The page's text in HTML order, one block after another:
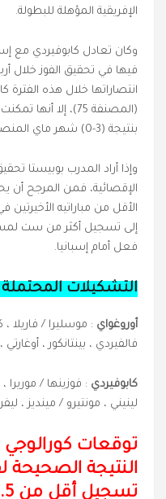
الإفريقية المؤهلة للبطولة.
وكان تعادل كابوفيردي مع
فيها في تحقيق الفوز خلال
بنتيجة (3-0) شهر ماي المنصرم.
وإذا أراد المدرب بوبيستا
الإقصائية، فمن المرجح أن
الأقل من مباراتيه
إلى تسجيل أكثر من ست
فعل أمام إسبانيا.
التشكيلات
أوروغواي : موسليرا / فاريلا ،
فالفيردي ، بينتانكور ، أوغارتي
كابوفيردي : فوزينها / موريرا
لينيني ، مونتيرو / مينديز ،
توقعات كورالوجي
النتيجة الصحيحة
تسجيل أقل من 2.5 هدف في المباراة